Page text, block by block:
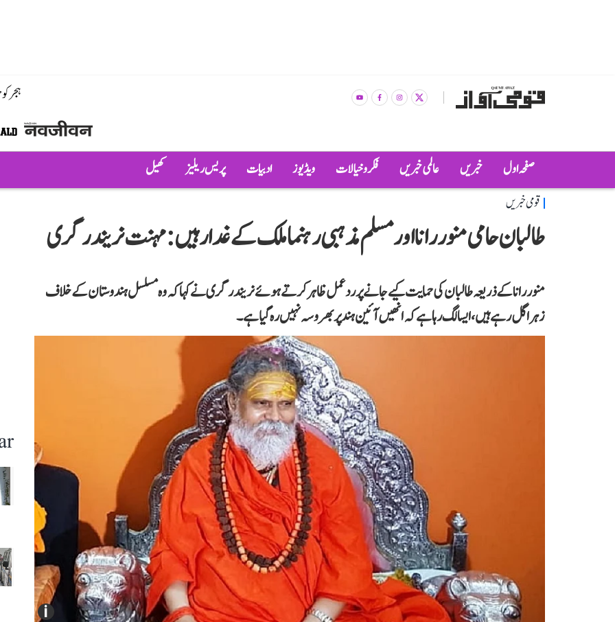
ہجر
صفحہ اول خبریں عالمی خبریں فکر و خیالات ویڈیوز ادبیات پریس ریلیز کھیل
قومی خبریں
طالبان حامی منور رانا اور مسلم مذہبی رہنما ملک کے غدار ہیں: مہنت نریندر گری
منور رانا کے ذریعہ طالبان کی حمایت کیے جانے پر رد عمل ظاہر کرتے ہوئے نریندر گری نے کہا کہ وہ مسلسل ہندوستان کے خلاف
زہر اگل رہے ہیں، ایسا لگ رہا ہے کہ انھیں آئین ہند پر بھروسہ نہیں رہ گیا ہے۔
i